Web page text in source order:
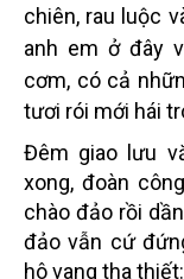
chiên, rau luộc
anh em ở đây
cơm, có cả
tươi rói mới hái
Đêm giao lưu
xong, đoàn
chào đảo rồi
đảo vẫn cứ
hô vang tha thiết: